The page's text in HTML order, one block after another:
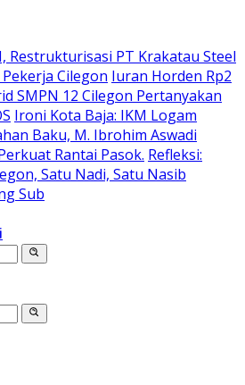
Restrukturisasi PT Krakatau Steel
Cilegon Iuran Horden Rp2
SMPN 12 Cilegon Pertanyakan
Ironi Kota Baja: IKM Logam
Baku, M. Ibrohim Aswadi
Rantai Pasok. Refleksi:
Satu Nadi, Satu Nasib
Sub